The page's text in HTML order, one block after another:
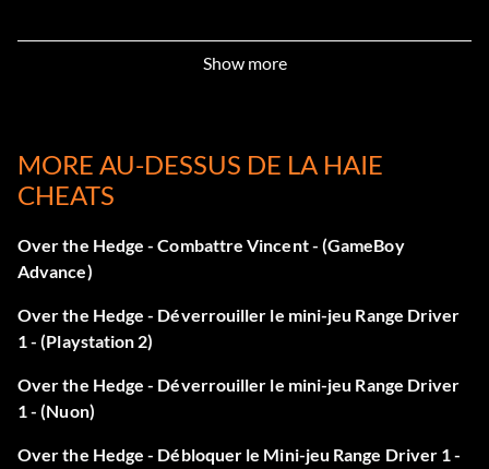
Déverrouiller Attaque : Marteau de terre.
Déverrouiller le mini-jeu : Piste de course 2
Show more
MORE AU-DESSUS DE LA HAIE
CHEATS
Over the Hedge - Combattre Vincent - (GameBoy
Advance)
Over the Hedge - Déverrouiller le mini-jeu Range Driver
1 - (Playstation 2)
Over the Hedge - Déverrouiller le mini-jeu Range Driver
1 - (Nuon)
Over the Hedge - Débloquer le Mini-jeu Range Driver 1 -